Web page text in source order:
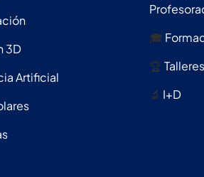
3D
Artificial
🎓
🏆
🔬 I+D